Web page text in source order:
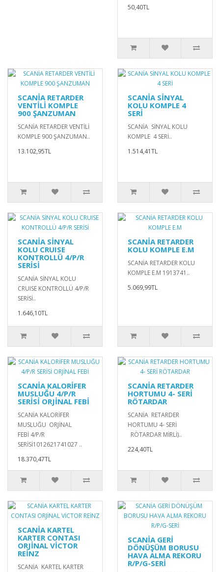
50,40TL
SCANİA RETARDER
VENTİLİ KOMPLE
900 ŞANZUMAN
SCANİA RETARDER VENTİLİ
KOMPLE 900 ŞANZUMAN..
13.102,95TL
SCANİA SİNYAL
KOLU KOMPLE 4
SERİ
SCANİA SİNYAL KOLU
KOMPLE 4 SERİ..
1.514,41TL
SCANİA SİNYAL
KOLU CRUISE
KONTROLLÜ 4/P/R
SERİSİ
SCANİA SİNYAL KOLU
CRUISE KONTROLLÜ 4/P/R
SERİSİ..
1.646,10TL
SCANİA RETARDER
KOLU KOMPLE E.M
SCANİA RETARDER KOLU
KOMPLE E.M 1913741..
5.069,99TL
SCANİA KALORİFER
MUSLUĞU 4/P/R
SERİSİ ORJİNAL FEBİ
SCANİA KALORİFER
MUSLUĞU ORJİNAL
FEBİ 4/P/R
SERİSİ1012621741027 ..
18.370,47TL
SCANİA RETARDER
HORTUMU 4- SERİ
RÖTARDAR
SCANİA RETARDER
HORTUMU 4- SERİ
RÖTARDAR MİRLİ)..
224,40TL
SCANİA KARTEL
KARTER CONTASI
ORJİNAL VİCTOR
REİNZ
SCANİA KARTEL KARTER
SCANİA GERİ
DÖNÜŞÜM BORUSU
HAVA ALMA REKORU
R/P/G-SERİ